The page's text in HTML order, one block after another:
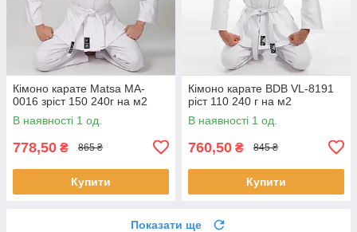
Кімоно карате Matsa MA-
0016 зріст 150 240г на м2
В наявності 1 од.
778,50 ₴ 865 ₴
Купити
Кімоно карате BDB VL-8191
ріст 110 240 г на м2
В наявності 1 од.
760,50 ₴ 845 ₴
Купити
Показати ще